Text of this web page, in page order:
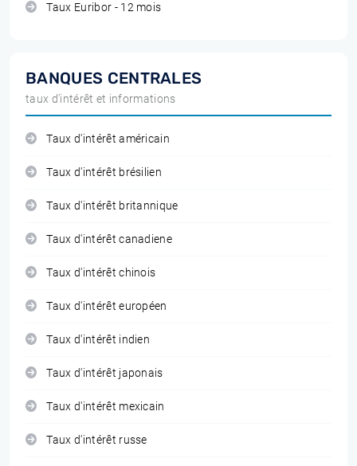
Taux Euribor - 12 mois
BANQUES CENTRALES
taux d'intérêt et informations
Taux d'intérêt américain
Taux d'intérêt brésilien
Taux d'intérêt britannique
Taux d'intérêt canadiene
Taux d'intérêt chinois
Taux d'intérêt européen
Taux d'intérêt indien
Taux d'intérêt japonais
Taux d'intérêt mexicain
Taux d'intérêt russe